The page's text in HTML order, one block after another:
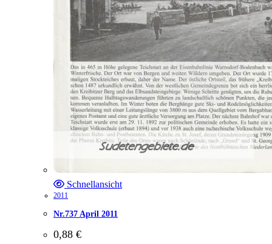
Schnellansicht
2011
Nr.737 April 2011
0,88 €